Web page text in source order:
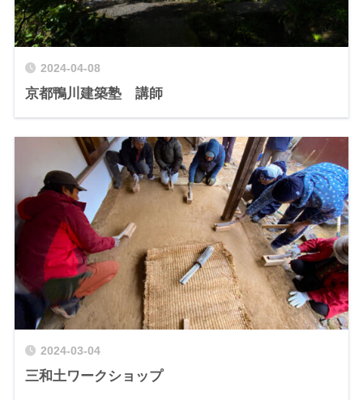
2024-04-08
京都鴨川建築塾 講師
2024-03-04
三和土ワークショップ